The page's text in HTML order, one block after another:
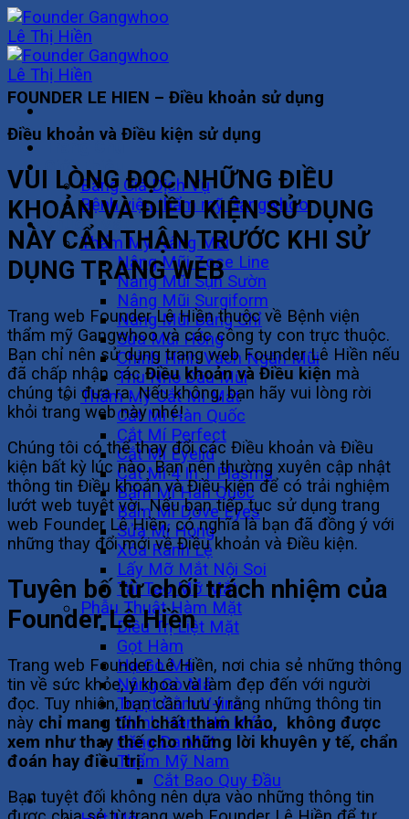
Skip
to
content
Trang Chủ
Giới Thiệu
Bảng Giá Dịch Vụ
Bệnh viện thẩm mỹ Gangwhoo
Khuôn Mặt
Thẩm Mỹ Nâng Mũi
Nâng Mũi Zose Line
Nâng Mũi Sụn Sườn
Nâng Mũi Surgiform
Nâng Mũi Bằng Chỉ
Sửa Mũi Hỏng
Chỉnh Hình Vách Ngăn Mũi
Thu Nhỏ Đầu Mũi
Thẩm Mỹ Cắt Mí Mắt
Cắt Mí Hàn Quốc
Cắt Mí Perfect
Cắt Mí Eyelid
Cắt Mí 4 In 1 Plasma
Bấm Mí Hàn Quốc
Bấm Mí Dove Eyes
Sửa Mí Hỏng
Xóa Rãnh Lệ
Lấy Mỡ Mắt Nội Soi
Tái Tạo Mỡ Mắt
Phẫu Thuật Hàm Mặt
Điều Trị Liệt Mặt
Gọt Hàm
Hạ Gò Má
Nâng Gò Má
Trượt Cằm V-line
Chỉnh Hàm Hô Móm
Căng Da Mặt
Thẩm Mỹ Nam
Cắt Bao Quy Đầu
Vóc Dáng
FOUNDER LE HIEN – Điều khoản sử dụng
Điều khoản và Điều kiện sử dụng
VUI LÒNG ĐỌC NHỮNG ĐIỀU
KHOẢN VÀ ĐIỀU KIỆN SỬ DỤNG
NÀY CẨN THẬN TRƯỚC KHI SỬ
DỤNG TRANG WEB
Trang web Founder Lê Hiền thuộc về Bệnh viện
thẩm mỹ Gangwhoo và các công ty con trực thuộc.
Bạn chỉ nên sử dụng trang web Founder Lê Hiền nếu
đã chấp nhận cácĐiều khoản và Điều kiện mà
chúng tôi đưa ra. Nếu không, bạn hãy vui lòng rời
khỏi trang web này nhé!
Chúng tôi có thể thay đổi các Điều khoản và Điều
kiện bất kỳ lúc nào. Bạn nên thường xuyên cập nhật
thông tin Điều khoản và Điều kiện để có trải nghiệm
lướt web tuyệt vời. Nếu bạn tiếp tục sử dụng trang
web Founder Lê Hiền, có nghĩa là bạn đã đồng ý với
những thay đổi mới về Điều khoản và Điều kiện.
Tuyên bố từ chối trách nhiệm của
Founder Lê Hiền
Trang web Founder Lê Hiền, nơi chia sẻ những thông
tin về sức khỏe, y khoa và làm đẹp đến với người
đọc. Tuy nhiên, bạn cần lưu ý rằng những thông tin
này chỉ mang tính chất tham khảo, không được
xem như thay thế cho những lời khuyên y tế, chẩn
đoán hay điều trị.
Bạn tuyệt đối không nên dựa vào những thông tin